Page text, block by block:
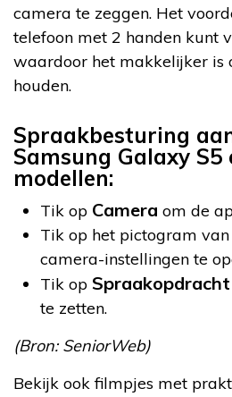
camera te zeggen. Het
telefoon met 2 handen kunt
waardoor het makkelijker is
houden.
Spraakbesturing
Samsung Galaxy S5
modellen:
Tik op Camera om de
Tik op het pictogram
camera-instellingen te
Tik op Spraakopdracht
te zetten.
(Bron: SeniorWeb)
Bekijk ook filmpjes met